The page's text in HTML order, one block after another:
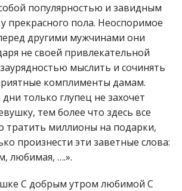
популярностью и завидным
прекрасного пола. Неоспоримое
другими мужчинами они
не своей привлекательной
мыслить и сочинять
комплименты дамам.
только глупец не захочет
тем более что здесь все
тратить миллионы на подарки,
произнести эти заветные слова:
любимая, ….».
С добрым утром любимой С